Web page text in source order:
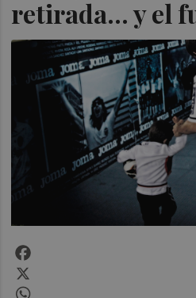
retirada... y el